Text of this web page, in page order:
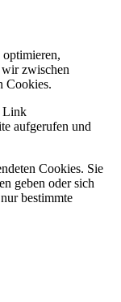
zwischen
Cookies.
Link
aufgerufen und
Cookies. Sie
geben oder sich
bestimmte